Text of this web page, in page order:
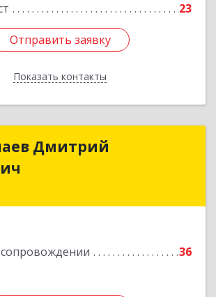
23
Отправить заявку
Показать контакты
Отправить заявку
Назад
Дмитрий
36
ИП Чекулаев Дмитрий